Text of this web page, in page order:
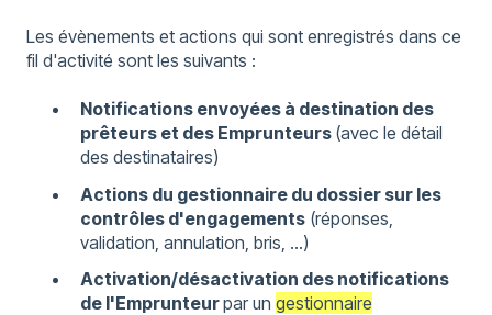
Les évènements et actions qui sont enregistrés dans ce
fil d'activité sont les suivants :
Notifications envoyées à destination des
prêteurs et des Emprunteurs (avec le détail
des destinataires)
Actions du gestionnaire du dossier sur les
contrôles d'engagements (réponses,
validation, annulation, bris, ...)
Activation/désactivation des notifications
de l'Emprunteurpar un gestionnaire